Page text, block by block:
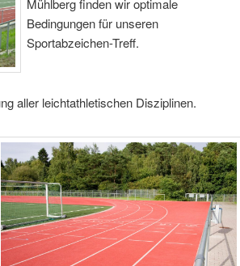
Mühlberg finden wir optimale
Bedingungen für unseren
Sportabzeichen-Treff.
aller leichtathletischen Disziplinen.